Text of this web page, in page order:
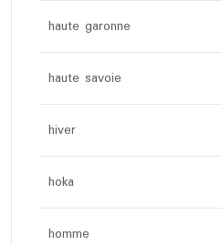
haute garonne
haute savoie
hiver
hoka
homme